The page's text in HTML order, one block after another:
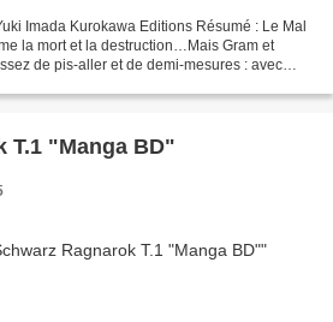
Imada Kurokawa Editions Résumé : Le Mal
la mort et la destruction…Mais Gram et
de pis-aller et de demi-mesures : avec
T.1 "Manga BD"